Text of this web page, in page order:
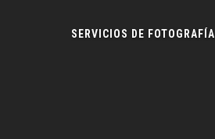
SERVICIOS DE FOTOGRAFÍA